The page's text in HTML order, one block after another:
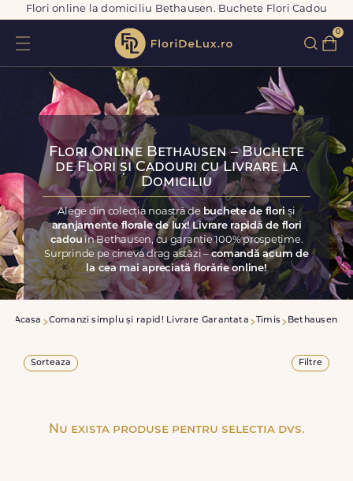
Flori online la domiciliu Bethausen. Buchete Flori Cadou
0
Flori Online Bethausen – Buchete
de Flori și Cadouri cu Livrare la
Domiciliu
Alege din colecția noastră de buchete de floriși
aranjamente florale de lux! Livrare rapidă de flori
cadou în Bethausen, cu garanție 100% prospețime.
Surprinde pe cineva drag astăzi –comandă acum de
la cea mai apreciată florărie online!
Acasa Comanzi simplu și rapid! Livrare Garantata Timis Bethausen
Sorteaza Filtre
Nu exista produse pentru selectia dvs.